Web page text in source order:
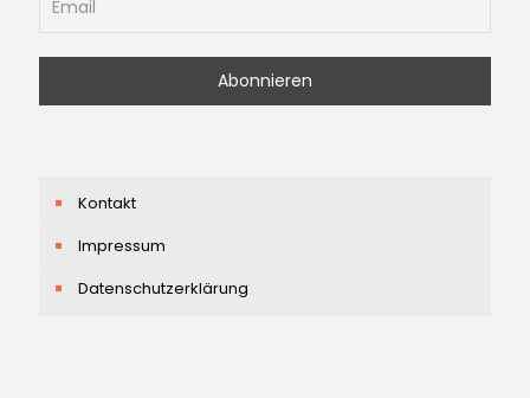
Kontakt
Impressum
Datenschutzerklärung